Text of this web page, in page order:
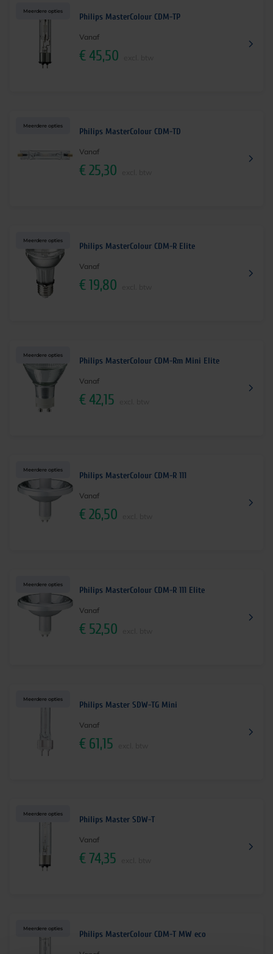
Meerdere opties
Philips MasterColour CDM-TP
Vanaf
€ 45,50
Meerdere opties
Philips MasterColour CDM-TD
Vanaf
€25,30
Meerdere opties
Philips MasterColour CDM-R Elite
Vanaf
€19,80
Meerdere opties
Philips MasterColour CDM-Rm Mini Elite
Vanaf
€ 42,15
Meerdere opties
Philips MasterColour CDM-R 111
Vanaf
€26,50
Meerdere opties
Philips MasterColour CDM-R 111 Elite
Vanaf
€ 52,50
Meerdere opties
Philips Master SDW-TG Mini
Vanaf
€ 61,15
Meerdere opties
Philips Master SDW-T
Vanaf
€74,35
Meerdere opties
Philips MasterColour CDM-T MW eco